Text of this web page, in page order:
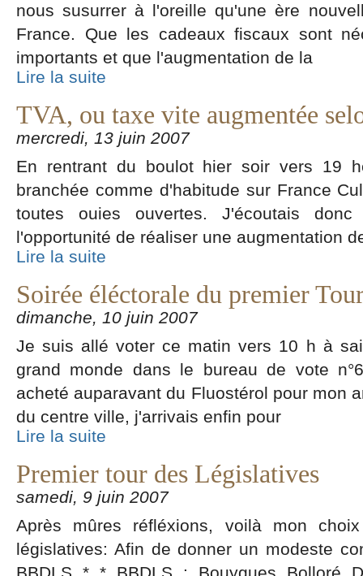
nous susurrer à l'oreille qu'une ère
France. Que les cadeaux fiscaux sont
importants et que l'augmentation de la
Lire la suite
TVA, ou taxe vite augmentée
mercredi, 13 juin 2007
En rentrant du boulot hier soir vers 19
branchée comme d'habitude sur France
toutes ouies ouvertes. J'écoutais
l'opportunité de réaliser une augmentation
Lire la suite
Soirée éléctorale du premier
dimanche, 10 juin 2007
Je suis allé voter ce matin vers 10 h à
grand monde dans le bureau de vote
acheté auparavant du Fluostérol pour mon
du centre ville, j'arrivais enfin pour
Lire la suite
Premier tour des Législatives
samedi, 9 juin 2007
Après mûres réfléxions, voilà mon
législatives: Afin de donner un modeste